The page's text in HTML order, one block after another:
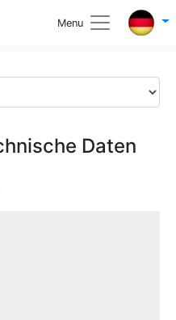
Menu
Daten